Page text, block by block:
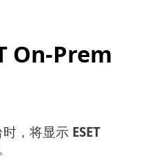
On-Prem
，将显示 ESET
。